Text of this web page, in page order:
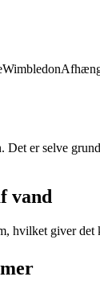
Wimbledon
Det er selve
vand
hvilket giver det